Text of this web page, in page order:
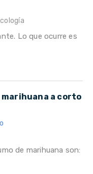
Lo que ocurre es
marihuana a corto
de marihuana son: